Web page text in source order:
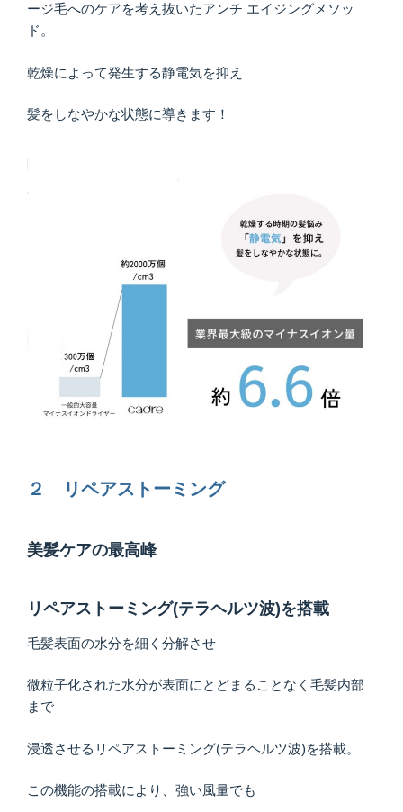
ージ毛へのケアを考え抜いたアンチ エイジングメソッ
ド。
乾燥によって発生する静電気を抑え
髪をしなやかな状態に導きます！
２ リペアストーミング
美髪ケアの最高峰
リペアストーミング(テラヘルツ波)を搭載
毛髪表面の水分を細く分解させ
微粒子化された水分が表面にとどまることなく毛髪内部
まで
浸透させるリペアストーミング(テラヘルツ波)を搭載。
この機能の搭載により、強い風量でも